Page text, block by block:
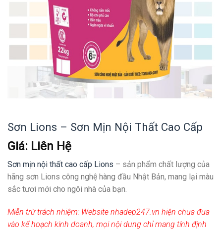
Sơn Lions – Sơn Mịn Nội Thất Cao Cấp
Giá: Liên Hệ
Sơn mịn nội thất cao cấp Lions – sản phẩm chất lượng của
hãng sơn Lions công nghệ hàng đầu Nhật Bản, mang lại màu
sắc tươi mới cho ngôi nhà của bạn.
Miễn trừ trách nhiệm: Website nhadep247.vn hiện chưa đưa
vào kế hoạch kinh doanh, mọi nội dung chỉ mang tính định